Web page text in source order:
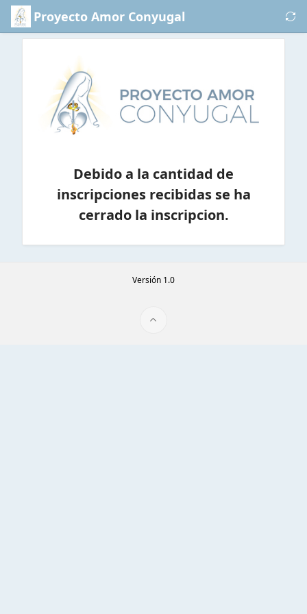
Saltar al contenido principal
Proyecto Amor Conyugal
Debido a la cantidad de
inscripciones recibidas se ha
cerrado la inscripcion.
Versión 1.0